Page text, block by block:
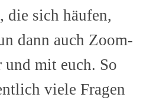
die sich häufen,
dann auch Zoom-
mit euch. So
viele Fragen